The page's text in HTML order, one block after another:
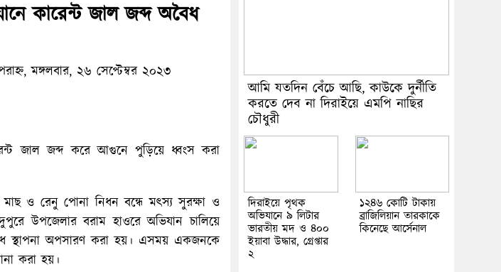
কারেন্ট জাল জব্দ অবৈধ
মঙ্গলবার, ২৬ সেপ্টেম্বর ২০২৩
জাল জব্দ করে আগুনে পুড়িয়ে ধ্বংস করা
ও রেনু পোনা নিধন বন্ধে মৎস্য সুরক্ষা ও
উপজেলার বরাম হাওরে অভিযান চালিয়ে
স্থাপনা অপসারণ করা হয়। এসময় একজনকে
করা হয়।
আমি যতদিন বেঁচে আছি, কাউকে দুর্নীতি
করতে দেব না দিরাইয়ে এমপি নাছির
চৌধুরী
দিরাইয়ে পৃথক
অভিযানে ৯ লিটার
ভারতীয় মদ ও ৪০০
ইয়াবা উদ্ধার, গ্রেপ্তার
২
১২৪৬ কোটি টাকায়
ব্রাজিলিয়ান তারকাকে
কিনেছে আর্সেনাল